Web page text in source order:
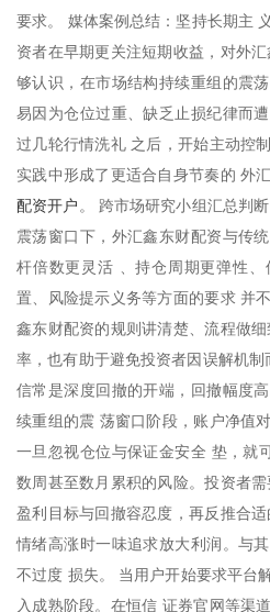
要求。 媒体案例总结：坚持长期主
资者在早期更关注短期收益，对外
够认识，在市场结构持续重组的震
易因为仓位过重、缺乏止损纪律而
过几轮行情洗礼 之后，开始主动控
实践中形成了更适合自身节奏的 外
配资开户 。 跨市场研究小组汇总判
震荡窗口下，外汇鑫东财配资与传
杆倍数更灵活 、持仓周期更弹性
置、风险提示义务等方面的要求 并
鑫东财配资的规则讲清楚、流程做
率，也有助于避免投资者因误解机
信常是深度回撤的开端，回撤幅度
续重组的震 荡窗口阶段，账户净值
一旦忽视仓位与保证金安全 垫，就
数周甚至数月累积的风险。投资者需
盈利目标与回撤容忍度，再反推合
情绪高涨时一味追求放大利润。与
不过度 损失。 当用户开始要求平台
入成熟阶段。在恒信 证券官网等渠